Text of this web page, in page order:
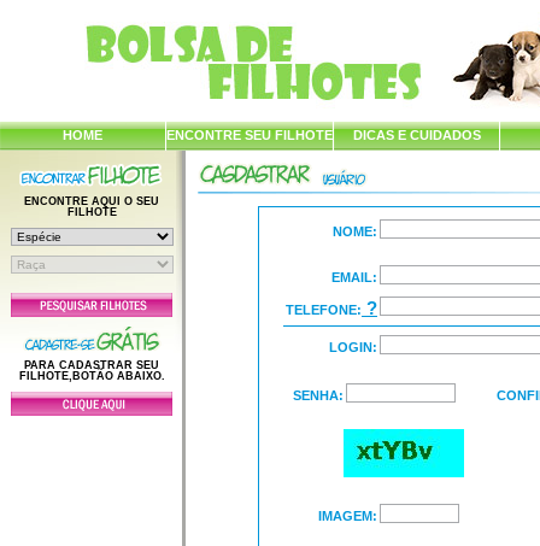
HOME ENCONTRE SEU FILHOTE DICAS E CUIDADOS
ENCONTRE AQUI O SEU
FILHOTE
PARA CADASTRAR SEU
FILHOTE,BOTÃO ABAIXO.
NOME:
EMAIL:
TELEFONE: ?
LOGIN:
SENHA:
IMAGEM: